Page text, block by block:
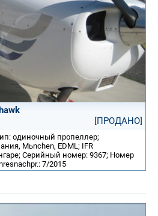
[ПРОДАНО]
одиночный пропеллер;
Mьnchen, EDML; IFR
Серийный номер: 9367; Номер
7/2015